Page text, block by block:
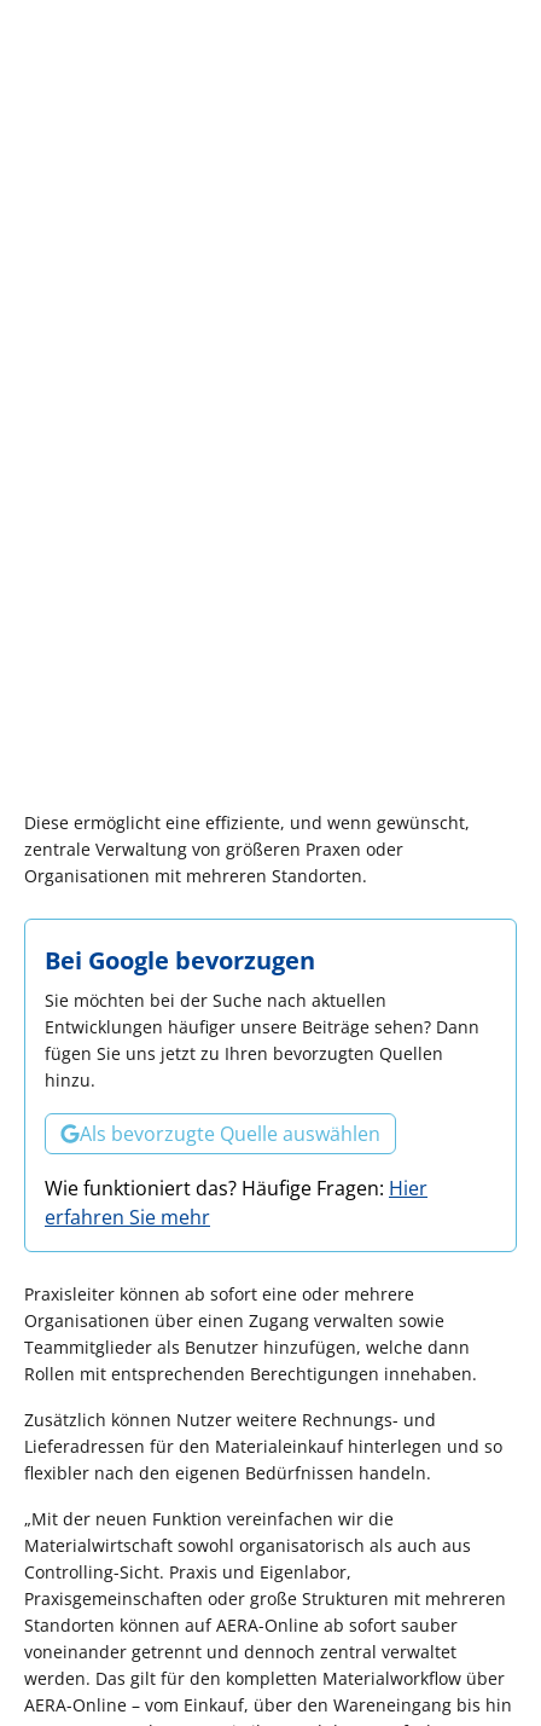
Diese ermöglicht eine effiziente, und wenn gewünscht,
zentrale Verwaltung von größeren Praxen oder
Organisationen mit mehreren Standorten.
Bei Google bevorzugen
Sie möchten bei der Suche nach aktuellen
Entwicklungen häufiger unsere Beiträge sehen? Dann
fügen Sie uns jetzt zu Ihren bevorzugten Quellen
hinzu.
Als bevorzugte Quelle auswählen
Wie funktioniert das? Häufige Fragen: Hier
erfahren Sie mehr
Praxisleiter können ab sofort eine oder mehrere
Organisationen über einen Zugang verwalten sowie
Teammitglieder als Benutzer hinzufügen, welche dann
Rollen mit entsprechenden Berechtigungen innehaben.
Zusätzlich können Nutzer weitere Rechnungs- und
Lieferadressen für den Materialeinkauf hinterlegen und so
flexibler nach den eigenen Bedürfnissen handeln.
„Mit der neuen Funktion vereinfachen wir die
Materialwirtschaft sowohl organisatorisch als auch aus
Controlling-Sicht. Praxis und Eigenlabor,
Praxisgemeinschaften oder große Strukturen mit mehreren
Standorten können auf AERA-Online ab sofort sauber
voneinander getrennt und dennoch zentral verwaltet
werden. Das gilt für den kompletten Materialworkflow über
AERA-Online – vom Einkauf, über den Wareneingang bis hin